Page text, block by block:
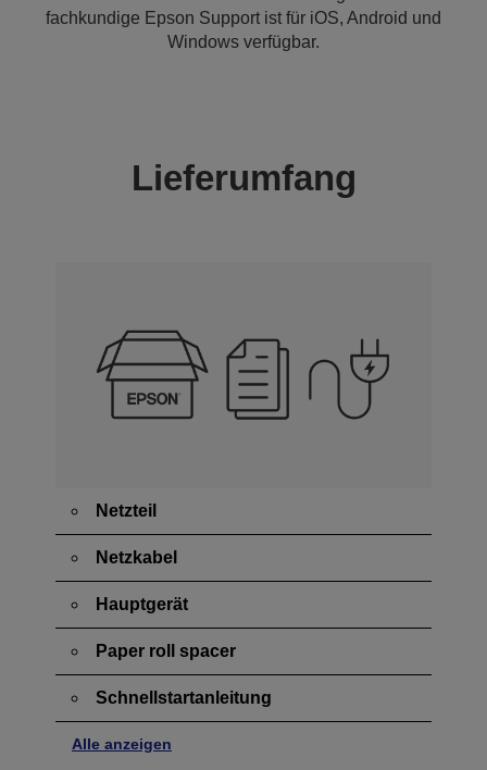
fachkundige Epson Support ist für iOS, Android und
Windows verfügbar.
Lieferumfang
Netzteil
Netzkabel
Hauptgerät
Paper roll spacer
Schnellstartanleitung
Alle anzeigen